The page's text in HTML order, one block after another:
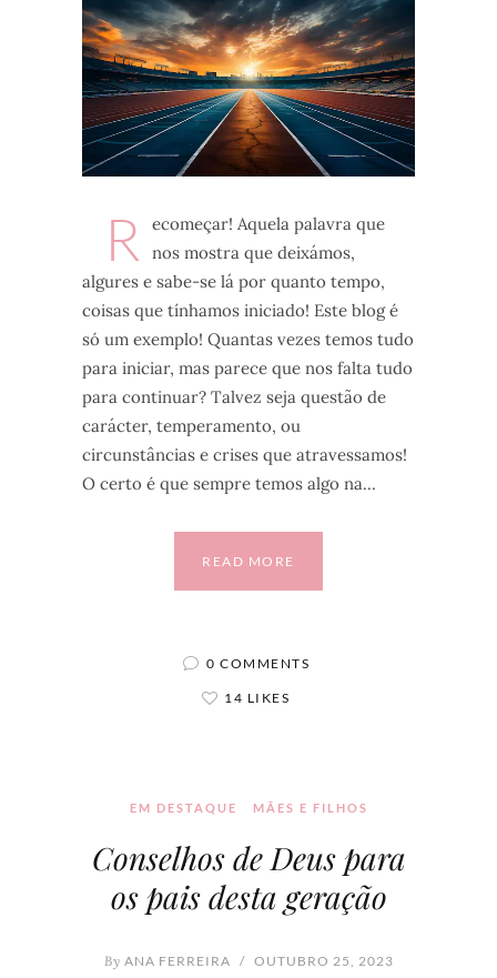
R
ecomeçar! Aquela palavra que
nos mostra que deixámos,
algures e sabe-se lá por quanto tempo,
coisas que tínhamos iniciado! Este blog é
só um exemplo! Quantas vezes temos tudo
para iniciar, mas parece que nos falta tudo
para continuar? Talvez seja questão de
carácter, temperamento, ou
circunstâncias e crises que atravessamos!
O certo é que sempre temos algo na…
READ MORE
0 COMMENTS
14 LIKES
EM DESTAQUE MÃES E FILHOS
Conselhos de Deus para
os pais desta geração
By ANA FERREIRA / OUTUBRO 25, 2023